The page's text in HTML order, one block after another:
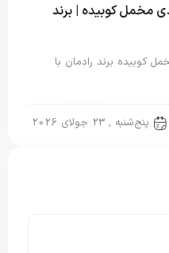
مخمل کوبیده | برند
کوبیده برند رادمان با
پنج‌شنبه , 23 جولای 2026